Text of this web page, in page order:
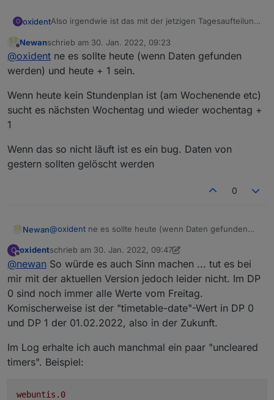
O oxidentAlso irgendwie ist das mit der jetzigen Tagesaufteilung
Ferienwochenende) noch immer der Stundenplan vom
Freitag. DP 1 ist (logischerweise) leer.
Ich für meinen Teil würde den Adapter gerne dafür
nutzen, um per Vis zu sehen, ob heute oder morgen
etwas ausfällt um den Tagesablauf der Familie planen
Außerdem würde ich auf Änderungen reagieren und
entsprechende Benachrichtigungen schicken.
Daher wäre für mich die Aufteilung in "Heute" und
Skript oder Blockly "transformieren" müsste hätte ich
auch kein Problem mit dem Vorschlag von
@elektrickser-de
Die jetzige Logik (letzter SCHULTAG und nächster
TAG) ist jedoch etwas schwierig...
Offline
Newanschrieb am 30. Jan. 2022, 09:23
zuletzt editiert von
@oxident ne es sollte heute (wenn Daten gefunden
werden) und heute + 1 sein.
Wenn heute kein Stundenplan ist (am Wochenende etc)
sucht es nächsten Wochentag und wieder wochentag +
1
Wenn das so nicht läuft ist es ein bug. Daten von
gestern sollten gelöscht werden
0
Newan@oxident ne es sollte heute (wenn Daten gefunden
Wenn heute kein Stundenplan ist (am Wochenende
etc) sucht es nächsten Wochentag und wieder
wochentag + 1
Wenn das so nicht läuft ist es ein bug. Daten von
gestern sollten gelöscht werden
O oxidentschrieb am 30. Jan. 2022, 09:47
zuletzt editiert von oxident
@newan So würde es auch Sinn machen ... tut es bei
mir mit der aktuellen Version jedoch leider nicht. Im DP
0 sind noch immer alle Werte vom Freitag.
Komischerweise ist der "timetable-date"-Wert in DP 0
und DP 1 der 01.02.2022, also in der Zukunft.
Im Log erhalte ich auch manchmal ein paar "uncleared
timers". Beispiel:
webuntis.0